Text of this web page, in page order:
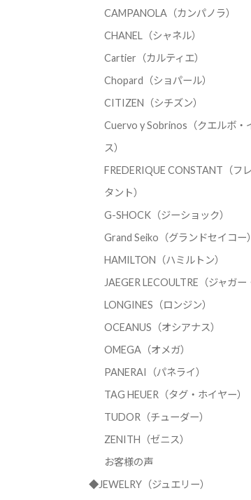
CAMPANOLA（カンパノラ）
CHANEL（シャネル）
Cartier（カルティエ）
Chopard（ショパール）
CITIZEN（シチズン）
Cuervo y Sobrinos（クエルボ・
ス）
FREDERIQUE CONSTANT（フ
タント）
G-SHOCK（ジーショック）
Grand Seiko（グランドセイコー）
HAMILTON（ハミルトン）
JAEGER LECOULTRE（ジャガー
LONGINES（ロンジン）
OCEANUS（オシアナス）
OMEGA（オメガ）
PANERAI（パネライ）
TAG HEUER（タグ・ホイヤー）
TUDOR（チューダー）
ZENITH（ゼニス）
お客様の声
◆JEWELRY（ジュエリー）